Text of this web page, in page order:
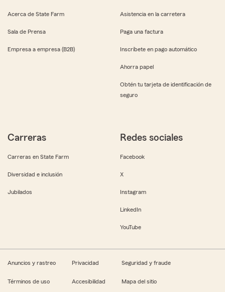
Acerca de State Farm
Sala de Prensa
Empresa a empresa (B2B)
Asistencia en la carretera
Paga una factura
Inscríbete en pago automático
Ahorra papel
Obtén tu tarjeta de identificación de
seguro
Carreras
Carreras en State Farm
Diversidad e inclusión
Jubilados
Redes sociales
Facebook
X
Instagram
LinkedIn
YouTube
Anuncios y rastreo Privacidad Seguridad y fraude
Términos de uso Accesibilidad Mapa del sitio